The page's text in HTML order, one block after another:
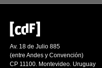
Av. 18 de Julio 885
(entre Andes y Convención)
CP 11100. Montevideo. Uruguay